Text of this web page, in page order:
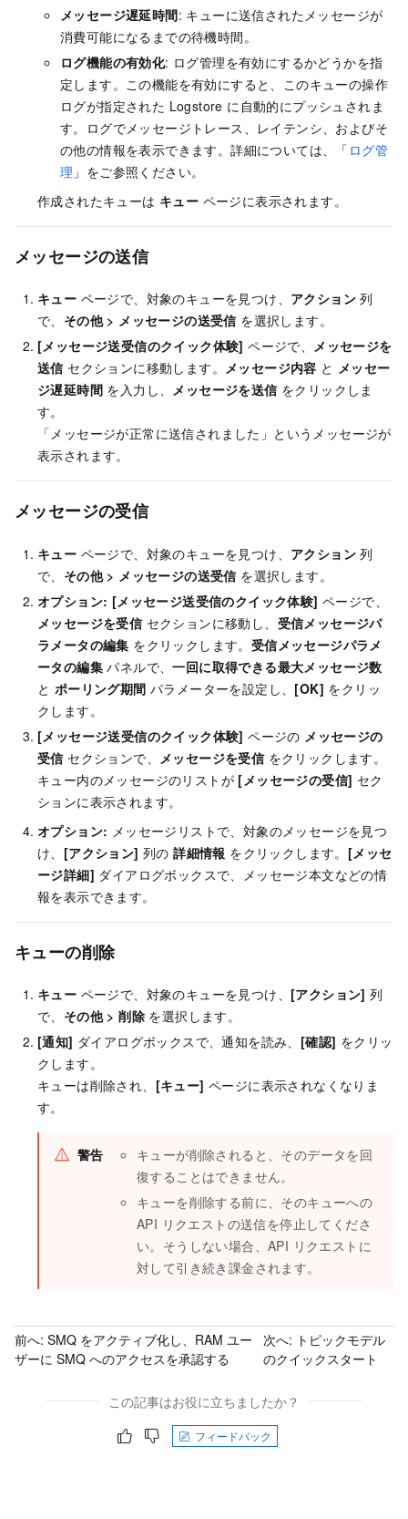
メッセージ遅延時間: キューに送信されたメッセージが
消費可能になるまでの待機時間。
ログ機能の有効化: ログ管理を有効にするかどうかを指
定します。この機能を有効にすると、このキューの操作
ログが指定された Logstore に自動的にプッシュされま
す。ログでメッセージトレース、レイテンシ、およびそ
の他の情報を表示できます。詳細については、「 ログ管
理 」をご参照ください。
作成されたキューは キュー ページに表示されます。
メッセージの送信
キュー ページで、対象のキューを見つけ、 アクション 列
で、 その他> メッセージの送受信を選択します。
[メッセージ送受信のクイック体験] ページで、 メッセージを
送信セクションに移動します。 メッセージ内容 と メッセー
ジ遅延時間 を入力し、 メッセージを送信をクリックしま
す。
「メッセージが正常に送信されました」というメッセージが
表示されます。
メッセージの受信
キュー ページで、対象のキューを見つけ、 アクション 列
で、 その他> メッセージの送受信を選択します。
オプション: [メッセージ送受信のクイック体験] ページで、
メッセージを受信セクションに移動し、 受信メッセージパ
ラメータの編集 をクリックします。 受信メッセージパラメ
ータの編集 パネルで、一回に取得できる最大メッセージ数
と ポーリング期間 パラメーターを設定し、 [OK] をクリッ
クします。
[メッセージ送受信のクイック体験] ページの メッセージの
受信セクションで、 メッセージを受信をクリックします。
キュー内のメッセージのリストが [メッセージの受信] セク
ションに表示されます。
オプション: メッセージリストで、対象のメッセージを見つ
け、 [アクション] 列の詳細情報 をクリックします。 [メッセ
ージ詳細] ダイアログボックスで、メッセージ本文などの情
報を表示できます。
キューの削除
キュー ページで、対象のキューを見つけ、 [アクション] 列
で、 その他>削除 を選択します。
[通知] ダイアログボックスで、通知を読み、 [確認] をクリッ
クします。
キューは削除され、 [キュー] ページに表示されなくなりま
す。
警告
キューが削除されると、そのデータを回
復することはできません。
キューを削除する前に、そのキューへの
API リクエストの送信を停止してくださ
い。そうしない場合、API リクエストに
対して引き続き課金されます。
前へ: SMQ をアクティブ化し、RAM ユー
ザーに SMQ へのアクセスを承認する
次へ: トピックモデル
のクイックスタート
この記事はお役に立ちましたか？
フィードバック